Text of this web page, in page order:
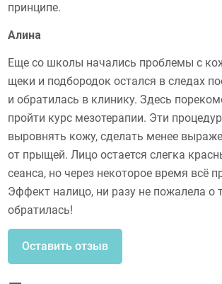
принципе.
Алина
Еще со школы начались проблемы с
щеки и подбородок остался в следах
и обратилась в клинику. Здесь
пройти курс мезотерапии. Эти
выровнять кожу, сделать менее
от прыщей. Лицо остается слегка
сеанса, но через некоторое время всё
Эффект налицо, ни разу не пожалела о
обратилась!
Оставить отзыв